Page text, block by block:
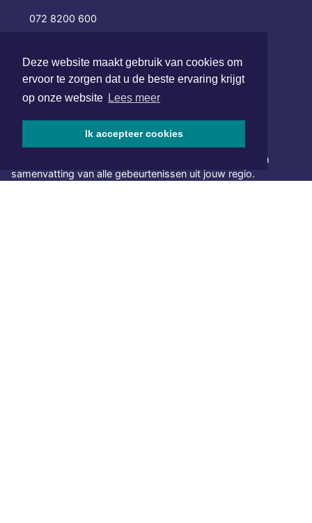
Deze website maakt gebruik van cookies om
ervoor te zorgen dat u de beste ervaring krijgt
op onze website Lees meer
Ik accepteer cookies
072 8200 600
SOCIAL MEDIA
NIEUWSBRIEF AANMELDEN
Schrijf je in voor onze nieuwsbrief en krijg wekelijks een
samenvatting van alle gebeurtenissen uit jouw regio.